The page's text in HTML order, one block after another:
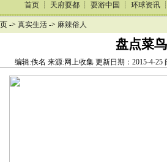
首页 ┊ 天府耍都 ┊ 耍游中国 ┊ 环球资讯
-> 真实生活 -> 麻辣俗人
盘点菜
编辑:佚名 来源:网上收集 更新日期：2015-4-25